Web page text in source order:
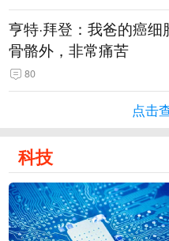
亨特·拜登：我爸的癌
骨骼外，非常痛苦
80
点击
科技